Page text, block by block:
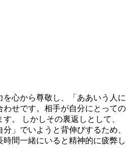
を心から尊敬 し 「 ああい う 人 に
わせです。 相手が自分に と っての
す。 しかしその裏返 し と して
分 」 でいよ う と背伸びするため
時間一緒にいる と精神的に疲弊し